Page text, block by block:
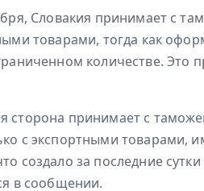
Словакия принимает с
товарами, тогда как
количестве.
сторона принимает с
с экспортными товарами,
создало за последние
в сообщении.